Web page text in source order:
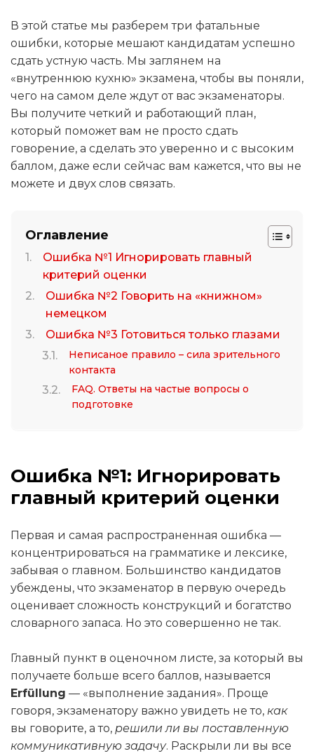
В этой статье мы разберем три фатальные
ошибки, которые мешают кандидатам успешно
сдать устную часть. Мы заглянем на
«внутреннюю кухню» экзамена, чтобы вы поняли,
чего на самом деле ждут от вас экзаменаторы.
Вы получите четкий и работающий план,
который поможет вам не просто сдать
говорение, а сделать это уверенно и с высоким
баллом, даже если сейчас вам кажется, что вы не
можете и двух слов связать.
Оглавление
Ошибка №1 Игнорировать главный
критерий оценки
Ошибка №2 Говорить на «книжном»
немецком
Ошибка №3 Готовиться только глазами
Неписаное правило – сила зрительного
контакта
FAQ. Ответы на частые вопросы о
подготовке
Ошибка №1: Игнорировать
главный критерий оценки
Первая и самая распространенная ошибка —
концентрироваться на грамматике и лексике,
забывая о главном. Большинство кандидатов
убеждены, что экзаменатор в первую очередь
оценивает сложность конструкций и богатство
словарного запаса. Но это совершенно не так.
Главный пункт в оценочном листе, за который вы
получаете больше всего баллов, называется
Erfüllung — «выполнение задания». Проще
говоря, экзаменатору важно увидеть не то, как
вы говорите, а то, решили ли вы поставленную
коммуникативную задачу. Раскрыли ли вы все